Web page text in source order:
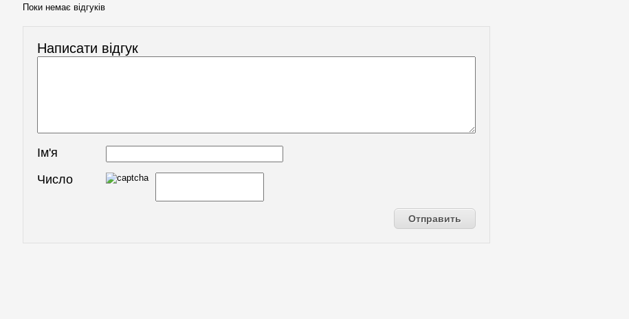
Поки немає відгуків
Написати відгук
Ім'я
Число